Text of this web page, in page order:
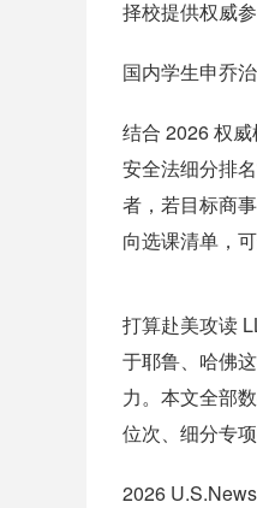
择校提供权威参
国内学生申乔
结合 2026 权
安全法细分排
者，若目标商
向选课清单，
打算赴美攻读
于耶鲁、哈佛
力。本文全部
位次、细分专
2026